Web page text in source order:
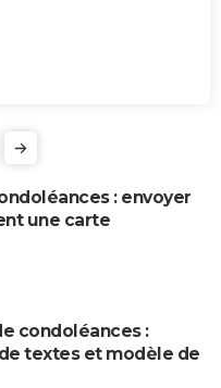
: envoyer
une carte
condoléances :
textes et modèle de